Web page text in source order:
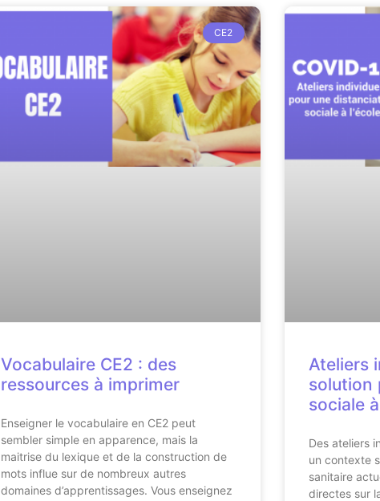
CE2
Vocabulaire CE2 : des
ressources à imprimer
Enseigner le vocabulaire en CE2 peut
sembler simple en apparence, mais la
maitrise du lexique et de la construction de
mots influe sur de nombreux autres
domaines d’apprentissages. Vous enseignez
Ateliers
solution
sociale
Des ateliers
un contexte
sanitaire
directes sur